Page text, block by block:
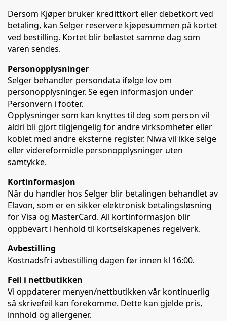
Dersom Kjøper bruker kredittkort eller debetkort ved
betaling, kan Selger reservere kjøpesummen på kortet
ved bestilling. Kortet blir belastet samme dag som
varen sendes.
Personopplysninger
Selger behandler persondata ifølge lov om
personopplysninger. Se egen informasjon under
Personvern i footer.
Opplysninger som kan knyttes til deg som person vil
aldri bli gjort tilgjengelig for andre virksomheter eller
koblet med andre eksterne register. Niwa vil ikke selge
eller videreformidle personopplysninger uten
samtykke.
Kortinformasjon
Når du handler hos Selger blir betalingen behandlet av
Elavon, som er en sikker elektronisk betalingsløsning
for Visa og MasterCard. All kortinformasjon blir
oppbevart i henhold til kortselskapenes regelverk.
Avbestilling
Kostnadsfri avbestilling dagen før innen kl 16:00.
Feil i nettbutikken
Vi oppdaterer menyen/nettbutikken vår kontinuerlig
så skrivefeil kan forekomme. Dette kan gjelde pris,
innhold og allergener.